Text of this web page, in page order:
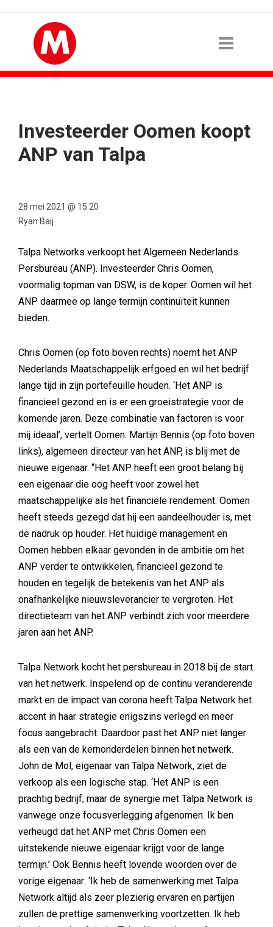
Investeerder Oomen koopt
ANP van Talpa
28 mei 2021 @ 15:20
Ryan Baij
Talpa Networks verkoopt het Algemeen Nederlands
Persbureau (ANP). Investeerder Chris Oomen,
voormalig topman van DSW, is de koper. Oomen wil het
ANP daarmee op lange termijn continuïteit kunnen
bieden.
Chris Oomen (op foto boven rechts) noemt het ANP
Nederlands Maatschappelijk erfgoed en wil het bedrijf
lange tijd in zijn portefeuille houden. ‘Het ANP is
financieel gezond en is er een groeistrategie voor de
komende jaren. Deze combinatie van factoren is voor
mij ideaal’, vertelt Oomen. Martijn Bennis (op foto boven
links), algemeen directeur van het ANP, is blij met de
nieuwe eigenaar. “Het ANP heeft een groot belang bij
een eigenaar die oog heeft voor zowel het
maatschappelijke als het financiële rendement. Oomen
heeft steeds gezegd dat hij een aandeelhouder is, met
de nadruk op houder. Het huidige management en
Oomen hebben elkaar gevonden in de ambitie om het
ANP verder te ontwikkelen, financieel gezond te
houden en tegelijk de betekenis van het ANP als
onafhankelijke nieuwsleverancier te vergroten. Het
directieteam van het ANP verbindt zich voor meerdere
jaren aan het ANP.
Talpa Network kocht het persbureau in 2018 bij de start
van het netwerk. Inspelend op de continu veranderende
markt en de impact van corona heeft Talpa Network het
accent in haar strategie enigszins verlegd en meer
focus aangebracht. Daardoor past het ANP niet langer
als een van de kernonderdelen binnen het netwerk.
John de Mol, eigenaar van Talpa Network, ziet de
verkoop als een logische stap. ‘Het ANP is een
prachtig bedrijf, maar de synergie met Talpa Network is
vanwege onze focusverlegging afgenomen. Ik ben
verheugd dat het ANP met Chris Oomen een
uitstekende nieuwe eigenaar krijgt voor de lange
termijn.’ Ook Bennis heeft lovende woorden over de
vorige eigenaar: ‘Ik heb de samenwerking met Talpa
Network altijd als zeer plezierig ervaren en partijen
zullen de prettige samenwerking voortzetten. Ik heb